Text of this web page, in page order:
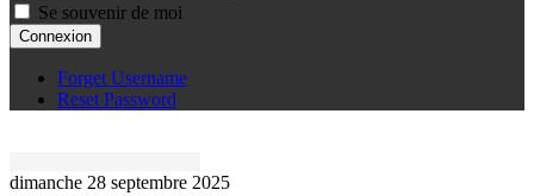
Se souvenir de moi
Connexion
Forget Username
Reset Password
dimanche 28 septembre 2025